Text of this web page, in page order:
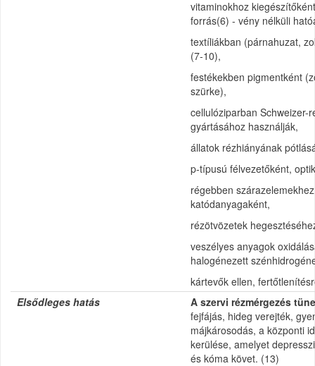
vitaminokhoz
forrás(6) - vény nélküli
textíliákban (párnahuzat,
(7-10),
festékekben pigmentként
szürke),
cellulóziparban Schweizer-
gyártásához használják,
állatok rézhiányának
p-típusú félvezetőként,
régebben
katódanyagaként,
rézötvözetek
veszélyes anyagok
halogénezett
kártevők ellen,
Elsődleges hatás
A szervi rézmérgezés
fejfájás, hideg verejték,
májkárosodás, a központi
kerülése, amelyet
és kóma követ. (13)